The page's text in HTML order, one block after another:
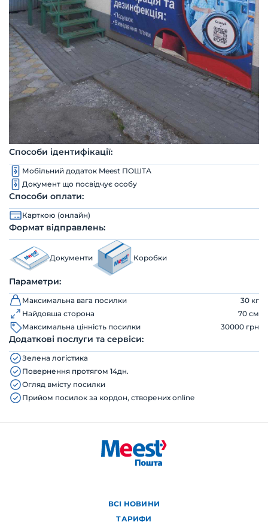
Способи ідентифікації:
Мобільний додаток Meest ПОШТА
Документ що посвідчує особу
Способи оплати:
Карткою (онлайн)
Формат відправлень:
Документи Коробки
Параметри:
Максимальна вага посилки
30 кг
Найдовша сторона
70 см
Максимальна цінність посилки
30000 грн
Додаткові послуги та сервіси:
Зелена логістика
Повернення протягом 14дн.
Огляд вмісту посилки
Прийом посилок за кордон, створених online
ВСІ НОВИНИ
ТАРИФИ